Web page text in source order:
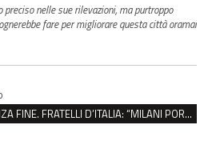
nelle sue rilevazioni, ma purtroppo
fare per migliorare questa città oramai
HELLWATT, SCONTRO SENZA FINE. FRATELLI D’ITALIA: “MILANI PORTA DOCUMENTI, DE FRANCO INSULTI”